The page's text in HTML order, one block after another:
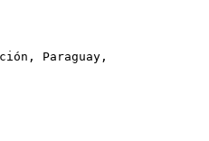
Paraguay,